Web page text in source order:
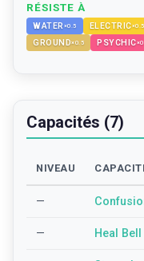
RÉSISTE À
WATER ×0.5 ELECTRIC×0.5
GROUND×0.5 PSYCHIC×
Capacités (7)
NIVEAU
—
— Heal Bell